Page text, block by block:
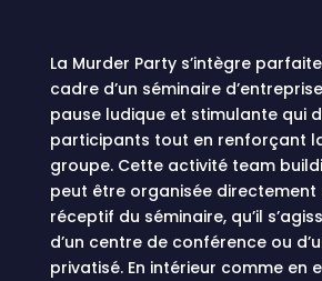
La Murder Party s’intègre
cadre d’un séminaire
pause ludique et stimulante qui
participants tout en renforçant
groupe. Cette activité team
peut être organisée directement
réceptif du séminaire, qu’il
d’un centre de conférence ou
privatisé. En intérieur comme en